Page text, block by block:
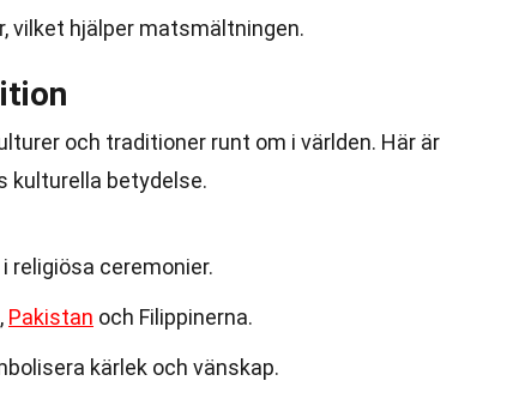
vilket hjälper matsmältningen.
och traditioner runt om i världen. Här är
kulturella betydelse.
religiösa ceremonier.
Pakistan och Filippinerna.
kärlek och vänskap.